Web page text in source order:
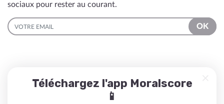
sociaux pour rester au courant.
EMAIL
OK
Téléchargez l'app Moralscore
📱